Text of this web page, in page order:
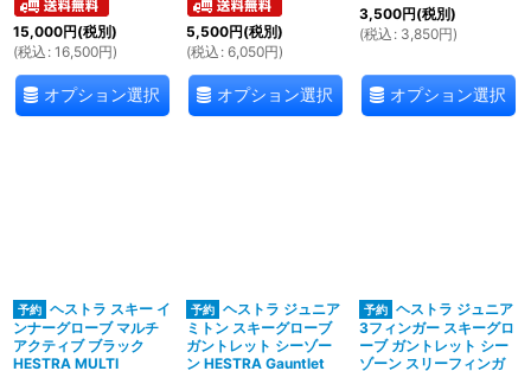
15,000円(税別)
(税込 : 16,500円)
オプション選択
5,500円(税別)
(税込 : 6,050円)
オプション選択
3,500円(税別)
(税込 : 3,850円)
オプション選択
ヘストラ スキー イ
ンナーグローブ マルチ
アクティブ ブラック
HESTRA MULTI
ヘストラ ジュニア
ミトン スキーグローブ
ガントレット シーゾー
ン HESTRA Gauntlet
ヘストラ ジュニア
3フィンガー スキーグロ
ーブ ガントレット シー
ゾーン スリーフィンガ